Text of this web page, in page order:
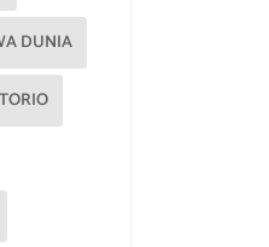
DUNIA